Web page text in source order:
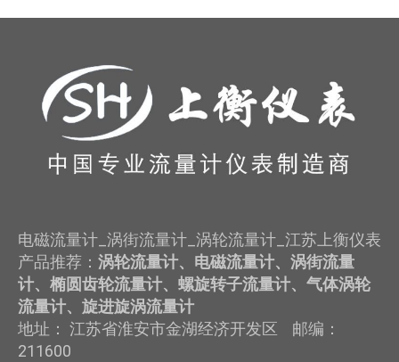
电磁流量计_涡街流量计_涡轮流量计_江苏上衡仪表
产品推荐： 涡轮流量计、电磁流量计、涡街流量
计、椭圆齿轮流量计、螺旋转子流量计、气体涡轮
流量计、旋进旋涡流量计
地址： 江苏省淮安市金湖经济开发区 邮编：
211600